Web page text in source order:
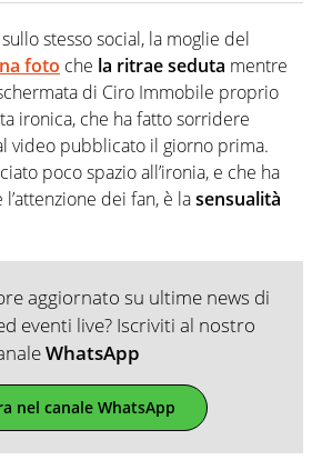
stesso social, la moglie del
foto che la ritrae seduta mentre
di Ciro Immobile proprio
ironica, che ha fatto sorridere
video pubblicato il giorno prima.
poco spazio all’ironia, e che ha
dei fan, è lasensualità
aggiornato su ultime news di
eventi live? Iscriviti al nostro
WhatsApp
nel canale WhatsApp